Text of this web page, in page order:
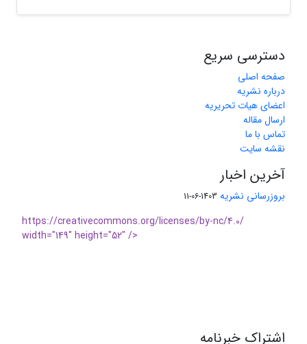
دسترسی سریع
صفحه اصلی
درباره نشریه
اعضای هیات تحریریه
ارسال مقاله
تماس با ما
نقشه سایت
آخرین اخبار
بروزرسانی نشریه 1403-06-11
https://creativecommons.org/licenses/by-nc/4.0/
width="149" height="52" />
اشتراک خبرنامه